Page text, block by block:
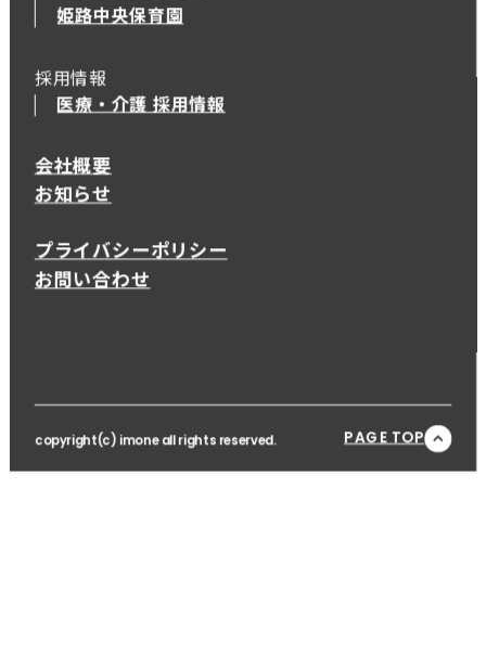
姫路中央保育園
採用情報
医療・介護 採用情報
会社概要
お知らせ
プライバシーポリシー
お問い合わせ
copyright(c) imone all rights reserved. PAGE TOP